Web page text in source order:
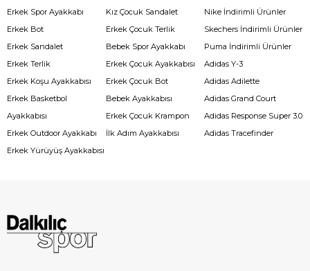
Erkek Spor Ayakkabı
Erkek Bot
Erkek Sandalet
Erkek Terlik
Erkek Koşu Ayakkabısı
Erkek Basketbol
Ayakkabısı
Erkek Outdoor Ayakkabı
Erkek Yürüyüş Ayakkabısı
Kız Çocuk Sandalet
Erkek Çocuk Terlik
Bebek Spor Ayakkabı
Erkek Çocuk Ayakkabısı
Erkek Çocuk Bot
Bebek Ayakkabısı
Erkek Çocuk Krampon
İlk Adım Ayakkabısı
Nike İndirimli Ürünler
Skechers İndirimli Ürünler
Puma İndirimli Ürünler
Adidas Y-3
Adidas Adilette
Adidas Grand Court
Adidas Response Super 3.0
Adidas Tracefinder